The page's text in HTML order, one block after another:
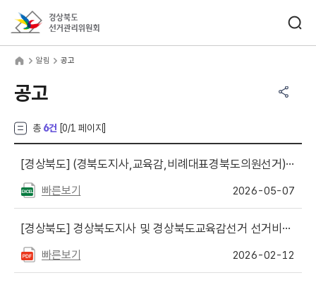
알림 공고
공고
총 6건 [0/1 페이지]
[경상북도] (경북도지사,교육감,비례대표경북도의원선거)정당·후보자의 선거벽보 등 작성·제출수량 등 안내
빠른보기 2026-05-07
[경상북도] 경상북도지사 및 경상북도교육감선거 선거비용제한액 등 변경 공고
빠른보기 2026-02-12